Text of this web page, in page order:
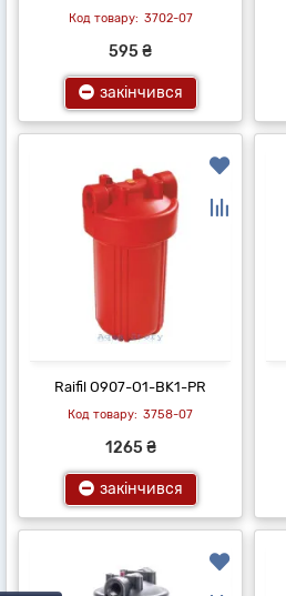
3702-07
595 ₴
закінчився
Raifil O907-O1-BK1-PR
3758-07
1265 ₴
закінчився